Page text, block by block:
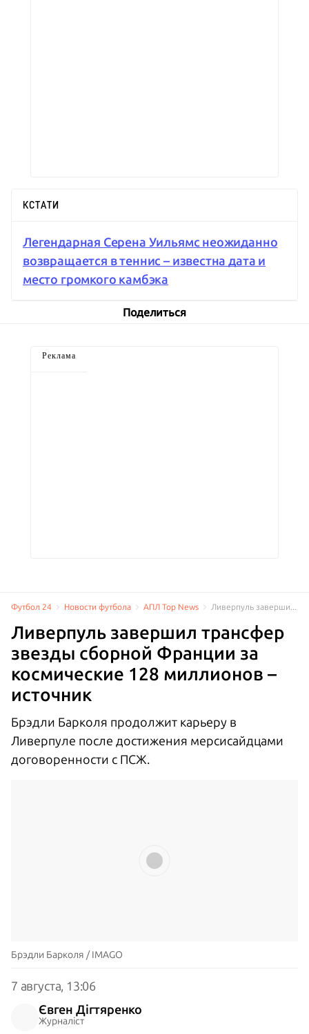
КСТАТИ
Легендарная Серена Уильямс неожиданно
возвращается в теннис – известна дата и
место громкого камбэка
Поделиться
Реклама